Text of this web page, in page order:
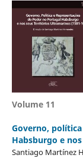
Volume 11
Governo,
Habsburgo e
Santiago Martínez